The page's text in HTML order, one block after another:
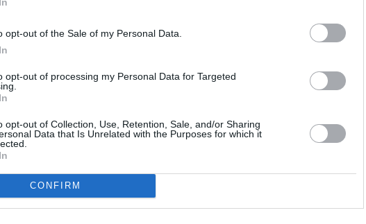
opt-out of the Sale of my Personal Data.
opt-out of processing my Personal Data for Targeted
opt-out of Collection, Use, Retention, Sale, and/or Sharing
Data that Is Unrelated with the Purposes for which it
CONFIRM
Ο Θοδωρής Αθερίδης επιστρέφει δριμύτερος στο Μικρό
Ο κύριος Κιχ και το Μυστικό κουτί των
Ήχων, από την ομάδα Κοπέρνικος στο
Η ομάδα ΚΟΠΕΡΝΙΚΟΣ, γνωστή τα τελευταία χρόνια για την
πλούσια δράση της στο χώρο...